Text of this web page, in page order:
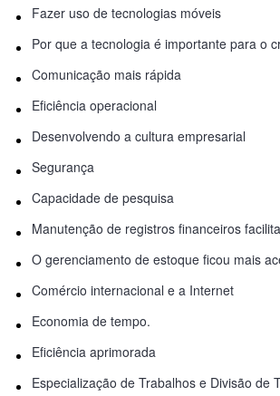
Fazer uso de tecnologias móveis
Comunicação mais rápida
Eficiência operacional
Desenvolvendo a cultura empresarial
Segurança
Capacidade de pesquisa
Manutenção de registros financeiros
O gerenciamento de estoque ficou mais
Comércio internacional e a Internet
Economia de tempo.
Eficiência aprimorada
Especialização de Trabalhos e Divisão de